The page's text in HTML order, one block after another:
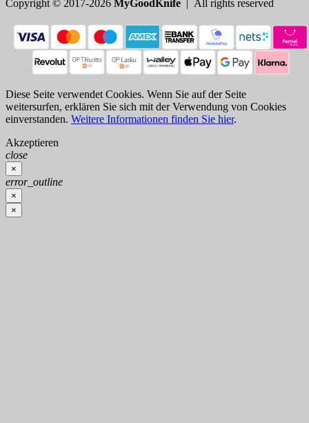
Copyright © 2017-2026 MyGoodKnife | All rights reserved
Diese Seite verwendet Cookies. Wenn Sie auf der Seite
weitersurfen, erklären Sie sich mit der Verwendung von Cookies
einverstanden. Weitere Informationen finden Sie hier.
Akzeptieren
close
×
error_outline
×
×